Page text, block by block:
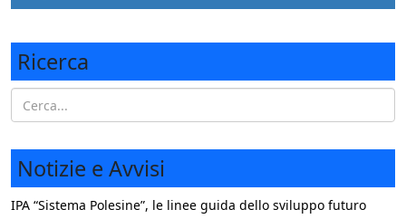
Ricerca
Notizie e Avvisi
IPA “Sistema Polesine”, le linee guida dello sviluppo futuro